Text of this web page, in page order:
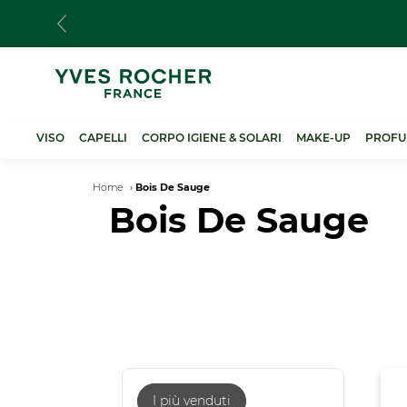
principale
VISO CAPELLI CORPO IGIENE & SOLARI MAKE-UP
Breadcrumb
Home Bois De Sauge
Bois De Sauge
I più venduti